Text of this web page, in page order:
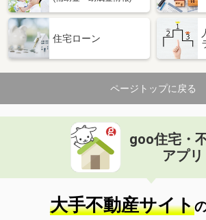
住宅ローン
ページトップに戻る
goo住宅・
アプリ
大手不動産サイト